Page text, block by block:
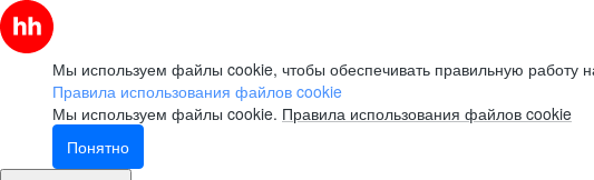
Мы используем файлы cookie, чтобы обеспечивать правильную работу
Правила использования файлов cookie
Мы используем файлы cookie. Правила использования файлов cookie
Понятно